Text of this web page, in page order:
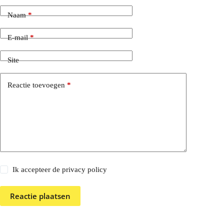
Naam*
E-mail*
Site
Reactie toevoegen *
Ik accepteer de privacy policy
Reactie plaatsen